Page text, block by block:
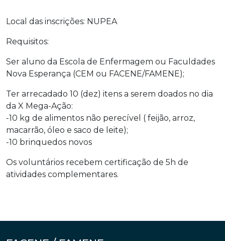
Local das inscrições: NUPEA
Requisitos:
Ser aluno da Escola de Enfermagem ou Faculdades
Nova Esperança (CEM ou FACENE/FAMENE);
Ter arrecadado 10 (dez) itens a serem doados no dia
da X Mega-Ação:
-10 kg de alimentos não perecível ( feijão, arroz,
macarrão, óleo e saco de leite);
-10 brinquedos novos
Os voluntários recebem certificação de 5h de
atividades complementares.